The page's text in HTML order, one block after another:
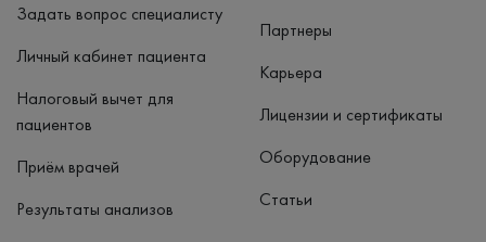
Задать вопрос специалисту
Личный кабинет пациента
Налоговый вычет для
пациентов
Приём врачей
Результаты анализов
Партнеры
Карьера
Лицензии и сертификаты
Оборудование
Статьи